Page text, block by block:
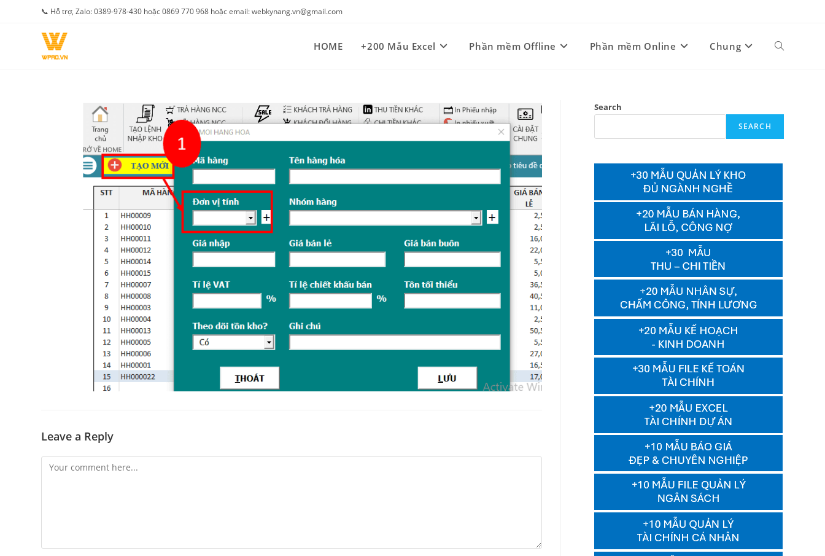
📞 Hỗ trợ, Zalo: 0389-978-430 hoặc 0869 770 968 hoặc email: webkynang.vn@gmail.com
HOME +200 Mẫu Excel Phần mềm Offline Phần mềm Online Chung Toggle
search
Leave a Reply
Comment
Search
SEARCH